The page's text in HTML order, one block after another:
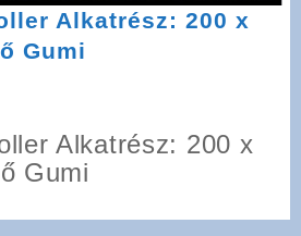
Alkatrész: 200 x
Gumi
Alkatrész: 200 x
Gumi